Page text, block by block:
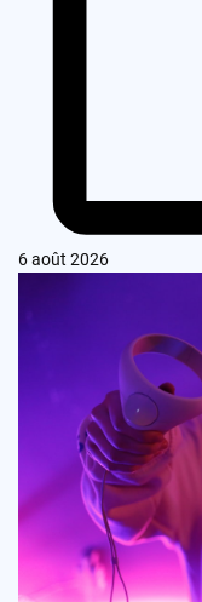
6 août 2026